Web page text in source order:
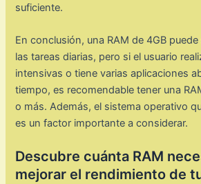
suficiente.
En conclusión, una RAM de 4GB
las tareas diarias, pero si el usuario
intensivas o tiene varias aplicaciones
tiempo, es recomendable tener una
o más. Además, el sistema operativo
es un factor importante a considerar.
Descubre cuánta RAM
mejorar el rendimiento de